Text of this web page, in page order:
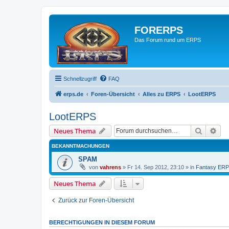
FORERPS
Das Forum rund um ERPS
Schnellzugriff FAQ
erps.de Foren-Übersicht Alles zu ERPS LootERPS
LootERPS
Neues Thema Suche
BEKANNTMACHUNGEN
SPAM
von vahrens » Fr 14. Sep 2012, 23:10 » in Fantasy
Neues Thema
Zurück zur Foren-Übersicht
BERECHTIGUNGEN IN DIESEM FORUM